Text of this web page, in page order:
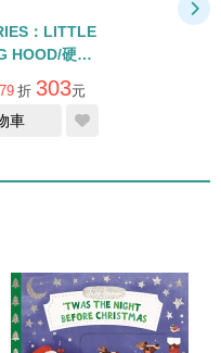
：LITTLE
HOOD/硬頁
79 折 303元
車